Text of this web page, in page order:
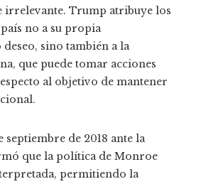
irrelevante. Trump atribuye los
no a su propia
sino también a la
que puede tomar acciones
al objetivo de mantener
septiembre de 2018 ante la
que la política de Monroe
permitiendo la